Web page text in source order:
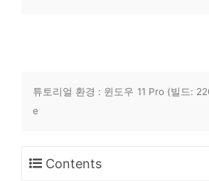
튜토리얼 환경 : 윈도우 11 Pro (빌드:
e
Contents